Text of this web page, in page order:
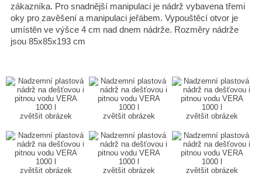
zákazníka. Pro snadnější manipulaci je nádrž vybavena třemi
oky pro zavěšení a manipulaci jeřábem. Vypouštěcí otvor je
umístěn ve výšce 4 cm nad dnem nádrže. Rozměry nádrže
jsou 85x85x193 cm
zvětšit obrázek zvětšit obrázek zvětšit obrázek
zvětšit obrázek zvětšit obrázek zvětšit obrázek